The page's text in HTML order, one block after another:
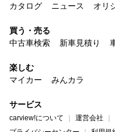
カタログ
ニュース オリ
買う・売る
中古車検索
新車見積り
楽しむ
マイカー
みんカラ
サービス
carview!について 運営会社